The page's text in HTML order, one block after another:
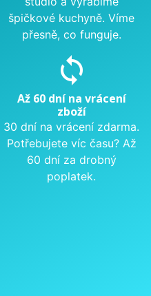
špičkové kuchyně. Víme
přesně, co funguje.
sync
Až 60 dní na vrácení
zboží
30 dní na vrácení zdarma.
Potřebujete víc času? Až
60 dní za drobný
poplatek.